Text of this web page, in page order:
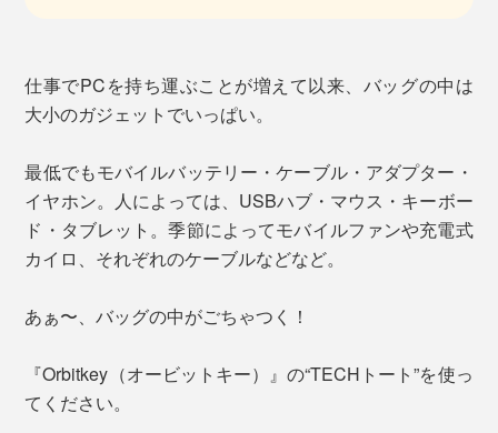
仕事でPCを持ち運ぶことが増えて以来、バッグの中は
大小のガジェットでいっぱい。
最低でもモバイルバッテリー・ケーブル・アダプター・
イヤホン。人によっては、USBハブ・マウス・キーボー
ド・タブレット。季節によってモバイルファンや充電式
カイロ、それぞれのケーブルなどなど。
あぁ〜、バッグの中がごちゃつく！
『Orbitkey（オービットキー）』の“TECHトート”を使っ
てください。